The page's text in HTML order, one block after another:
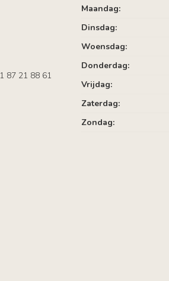
87 21 88 61
Maandag:
Dinsdag:
Woensdag:
Donderdag:
Vrijdag:
Zaterdag:
Zondag: